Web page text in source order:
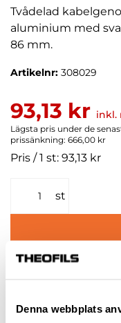
Denna webbplats
Tvådelad
aluminium med
86 mm.
Artikelnr: 308029
93,13 kr inkl.
Lägsta pris under de
prissänkning: 666,00 kr
Pris / 1 st: 93,13 kr
st